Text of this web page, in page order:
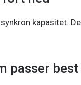
kapasitet.
passer